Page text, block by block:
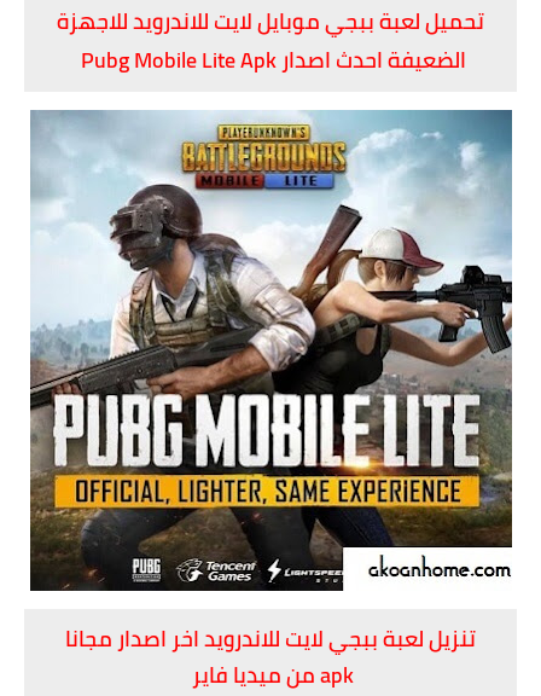
تحميل لعبة ببجي موبايل لايت للاندرويد للاجهزة
الضعيفة احدث اصدار Pubg Mobile Lite Apk
تنزيل لعبة ببجي لايت للاندرويد اخر اصدار مجانا
apk من ميديا فاير